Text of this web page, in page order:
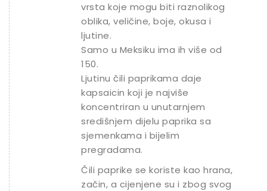
vrsta koje mogu biti raznolikog
oblika, veličine, boje, okusa i
ljutine.
Samo u Meksiku ima ih više od
150.
Ljutinu čili paprikama daje
kapsaicin koji je najviše
koncentriran u unutarnjem
središnjem dijelu paprika sa
sjemenkama i bijelim
pregradama.
Čili paprike se koriste kao hrana,
začin, a cijenjene su i zbog svog